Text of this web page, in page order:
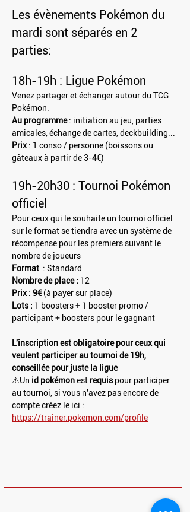
Les évènements Pokémon du
mardi sont séparés en 2
parties:
18h-19h : Ligue Pokémon
Venez partager et échanger autour du TCG
Pokémon.
Au programme : initiation au jeu, parties
amicales, échange de cartes, deckbuilding...
Prix : 1 conso / personne (boissons ou
gâteaux à partir de 3-4€)
19h-20h30 : Tournoi Pokémon
officiel
Pour ceux qui le souhaite un tournoi officiel
sur le format se tiendra avec un système de
récompense pour les premiers suivant le
nombre de joueurs
Format : Standard
Nombre de place : 12
Prix : 9€ (à payer sur place)
Lots : 1 boosters + 1 booster promo /
participant + boosters pour le gagnant
L'inscription est obligatoire pour ceux qui
veulent participer au tournoi de 19h,
conseillée pour juste la ligue
⚠️Un id pokémon est requis pour participer
au tournoi, si vous n'avez pas encore de
compte créez le ici :
https://trainer.pokemon.com/profile